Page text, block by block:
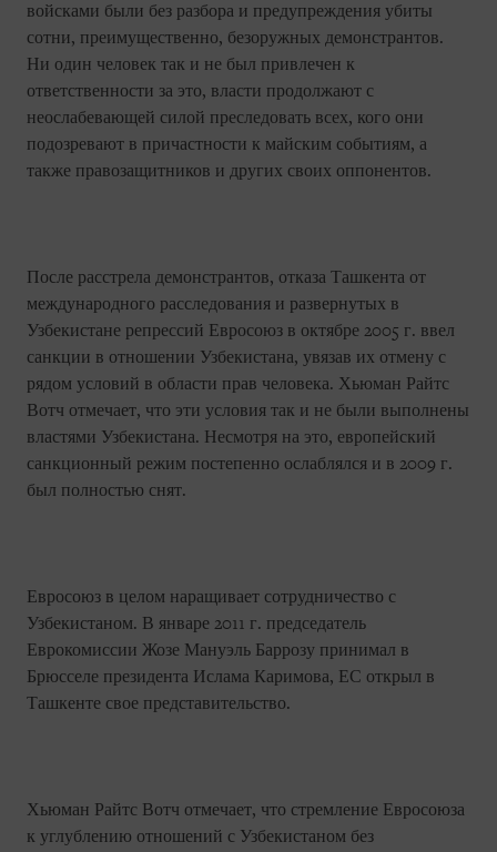
войсками были без разбора и предупреждения убиты
сотни, преимущественно, безоружных демонстрантов.
Ни один человек так и не был привлечен к
ответственности за это, власти продолжают с
неослабевающей силой преследовать всех, кого они
подозревают в причастности к майским событиям, а
также правозащитников и других своих оппонентов.
После расстрела демонстрантов, отказа Ташкента от
международного расследования и развернутых в
Узбекистане репрессий Евросоюз в октябре 2005 г. ввел
санкции в отношении Узбекистана, увязав их отмену с
рядом условий в области прав человека. Хьюман Райтс
Вотч отмечает, что эти условия так и не были выполнены
властями Узбекистана. Несмотря на это, европейский
санкционный режим постепенно ослаблялся и в 2009 г.
был полностью снят.
Евросоюз в целом наращивает сотрудничество с
Узбекистаном. В январе 2011 г. председатель
Еврокомиссии Жозе Мануэль Баррозу принимал в
Брюсселе президента Ислама Каримова, ЕС открыл в
Ташкенте свое представительство.
Хьюман Райтс Вотч отмечает, что стремление Евросоюза
к углублению отношений с Узбекистаном без